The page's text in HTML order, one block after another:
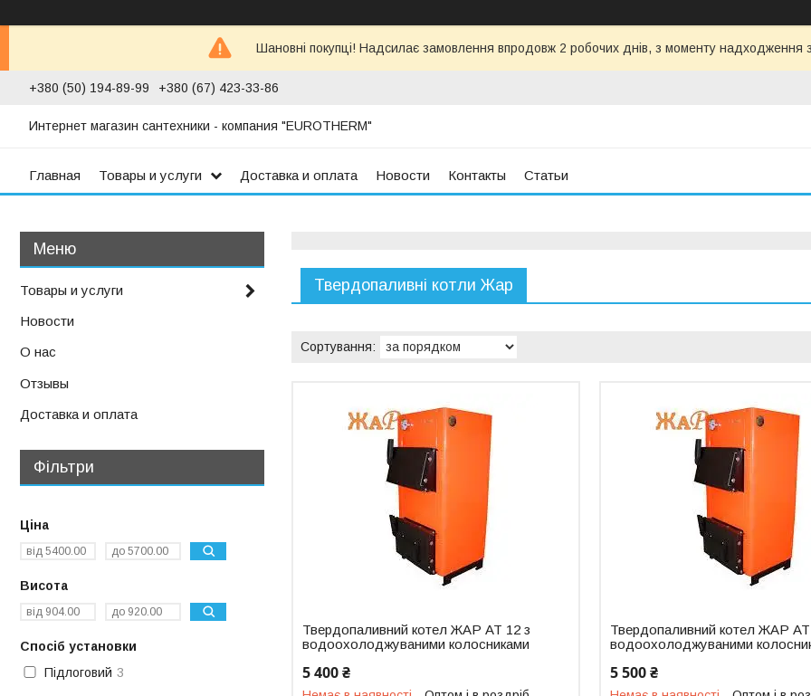
Шановні покупці! Надсилає замовлення впродовж 2 робочих днів, з моменту надходження
+380 (50) 194-89-99 +380 (67) 423-33-86
Интернет магазин сантехники - компания "EUROTHERM"
Главная Товары и услуги Доставка и оплата Новости Контакты Статьи
Твердопаливні котли Жар
Твердопаливний котел ЖАР АТ 12 з
водоохолоджуваними колосниками
5 400 ₴
Твердопаливний котел ЖАР АТ
водоохолоджуваними
5 500 ₴
Товары и услуги
Новости
О нас
Отзывы
Доставка и оплата
Фільтри
Ціна
Висота
Спосіб установки
Підлоговий 3